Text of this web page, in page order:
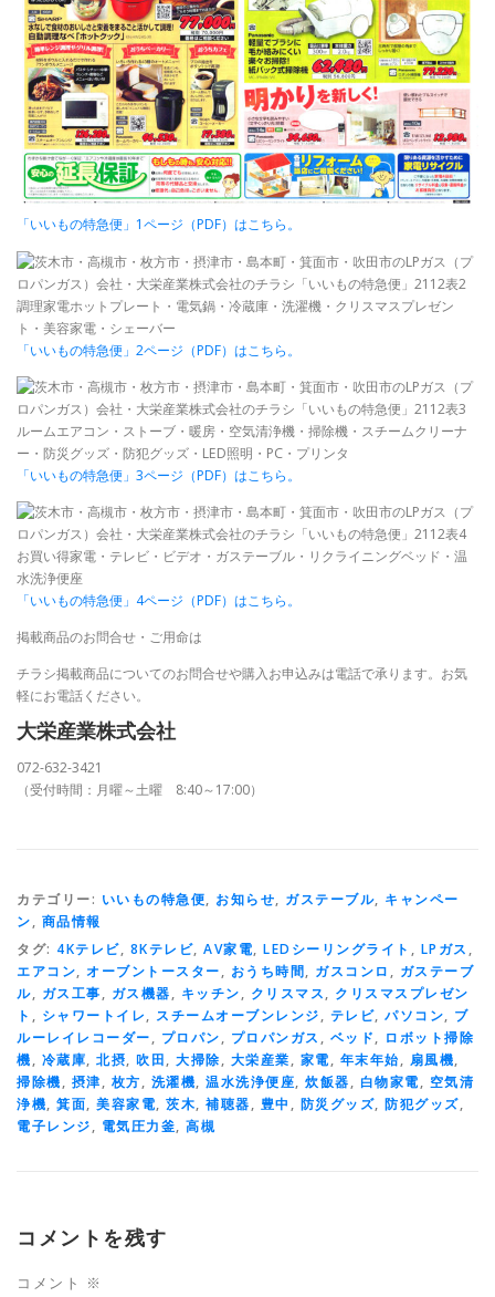
「いいもの特急便」1ページ（PDF）はこちら。
「いいもの特急便」2ページ（PDF）はこちら。
「いいもの特急便」3ページ（PDF）はこちら。
「いいもの特急便」4ページ（PDF）はこちら。
掲載商品のお問合せ・ご用命は
チラシ掲載商品についてのお問合せや購入お申込みは電話で承ります。お気
軽にお電話ください。
大栄産業株式会社
072-632-3421
（受付時間：月曜～土曜 8:40～17:00）
カテゴリー: いいもの特急便, お知らせ, ガステーブル, キャンペー
ン, 商品情報
タグ: 4Kテレビ, 8Kテレビ, AV家電, LEDシーリングライト , LPガス,
エアコン, オーブントースター, おうち時間, ガスコンロ, ガステーブ
ル, ガス工事, ガス機器, キッチン, クリスマス, クリスマスプレゼン
ト , シャワートイレ, スチームオーブンレンジ, テレビ, パソコン, ブ
ルーレイレコーダー, プロパン, プロパンガス, ベッド, ロボット掃除
機, 冷蔵庫, 北摂, 吹田, 大掃除, 大栄産業, 家電, 年末年始, 扇風機,
掃除機, 摂津, 枚方, 洗濯機, 温水洗浄便座, 炊飯器, 白物家電, 空気清
浄機, 箕面, 美容家電, 茨木, 補聴器, 豊中, 防災グッズ, 防犯グッズ,
電子レンジ, 電気圧力釜, 高槻
コメントを残す
コメント ※